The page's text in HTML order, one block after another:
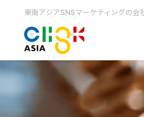
東南アジアSNSマーケティングの会